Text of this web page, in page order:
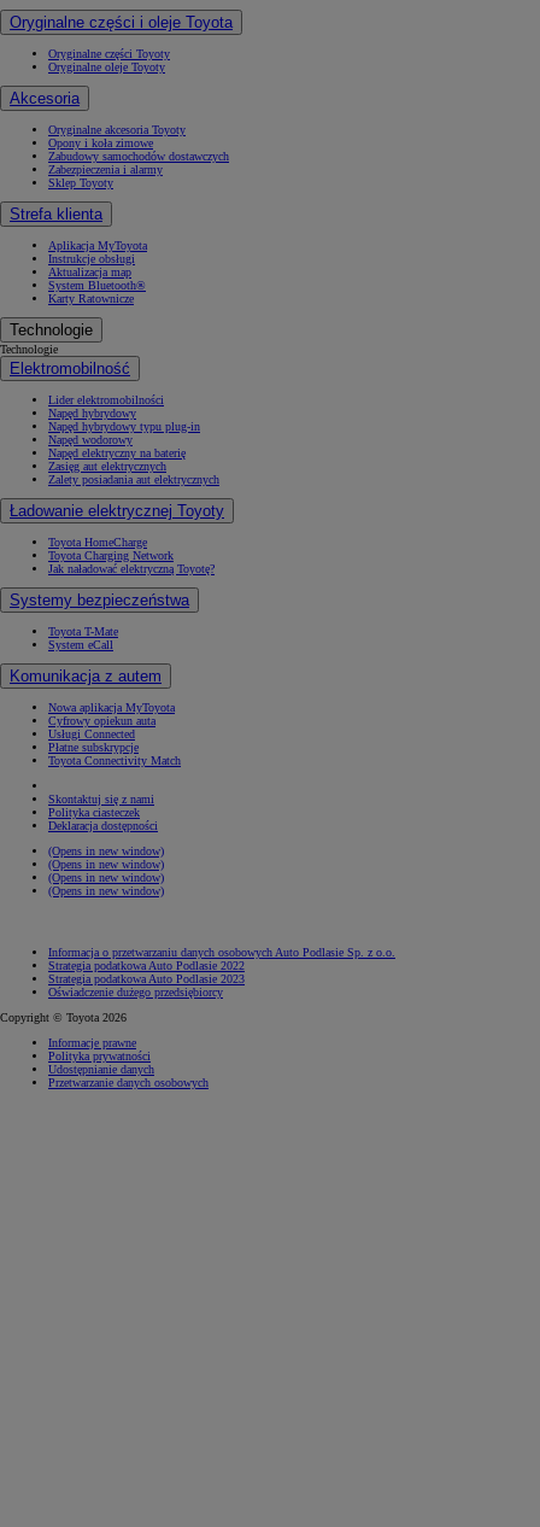
Oryginalne części i oleje Toyota
Oryginalne części Toyoty
Oryginalne oleje Toyoty
Akcesoria
Oryginalne akcesoria Toyoty
Opony i koła zimowe
Zabudowy samochodów dostawczych
Zabezpieczenia i alarmy
Sklep Toyoty
Strefa klienta
Aplikacja MyToyota
Instrukcje obsługi
Aktualizacja map
System Bluetooth®
Karty Ratownicze
Technologie
Technologie
Elektromobilność
Lider elektromobilności
Napęd hybrydowy
Napęd hybrydowy typu plug-in
Napęd wodorowy
Napęd elektryczny na baterię
Zasięg aut elektrycznych
Zalety posiadania aut elektrycznych
Ładowanie elektrycznej Toyoty
Toyota HomeCharge
Toyota Charging Network
Jak naładować elektryczną Toyotę?
Systemy bezpieczeństwa
Toyota T-Mate
System eCall
Komunikacja z autem
Nowa aplikacja MyToyota
Cyfrowy opiekun auta
Usługi Connected
Płatne subskrypcje
Toyota Connectivity Match
Skontaktuj się z nami
Polityka ciasteczek
Deklaracja dostępności
(Opens in new window)
(Opens in new window)
(Opens in new window)
(Opens in new window)
Informacja o przetwarzaniu danych osobowych Auto Podlasie Sp. z o.o.
Strategia podatkowa Auto Podlasie 2022
Strategia podatkowa Auto Podlasie 2023
Oświadczenie dużego przedsiębiorcy
Copyright © Toyota 2026
Informacje prawne
Polityka prywatności
Udostępnianie danych
Przetwarzanie danych osobowych